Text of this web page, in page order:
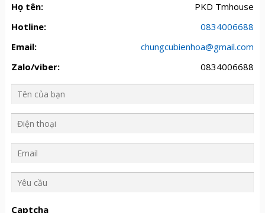
Họ tên:
PKD Tmhouse
Hotline:
0834006688
Email:
chungcubienhoa@gmail.com
Zalo/viber:
0834006688
Captcha